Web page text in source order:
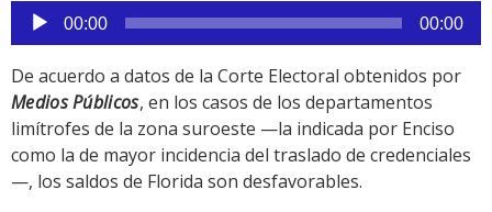
Reproductor
de
audio
00:00 00:00
De acuerdo a datos de la Corte Electoral obtenidos por
Medios Públicos, en los casos de los departamentos
limítrofes de la zona suroeste —la indicada por Enciso
como la de mayor incidencia del traslado de credenciales
—, los saldos de Florida son desfavorables.